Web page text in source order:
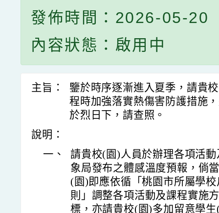
發佈時間：2026-05-20
內容狀態：啟用中
主旨：
鑒於時序逐漸進入夏季，請貴
程時加強落實熱傷害防護措施
於烈日下，請查照。
說明：
一、
請貴校(園)人員於辦理各項活
象局發布之體感溫度預報，倘
(園)即應依循「桃園市所屬學
則」調整各項活動及課程實施
標，亦請貴校(園)多加留意學